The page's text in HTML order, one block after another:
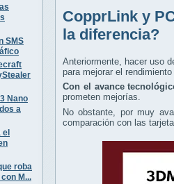
SMS
Nano
a
el
roba
M...
CopprLink y
la diferencia?
Anteriormente, hacer uso
para mejorar el
Con el avance
prometen mejorías.
No obstante, por muy
comparación con las